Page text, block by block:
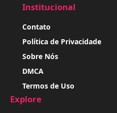
Institucional
Contato
Política de Privacidade
Sobre Nós
DMCA
Termos de Uso
Explore